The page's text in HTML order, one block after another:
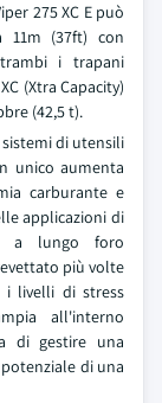
275 XC E può
11m (37ft) con
i trapani
(Xtra Capacity)
(42,5 t).
sistemi di utensili
unico aumenta
carburante e
applicazioni di
a lungo foro
più volte
i livelli di stress
all'interno
di gestire una
di una